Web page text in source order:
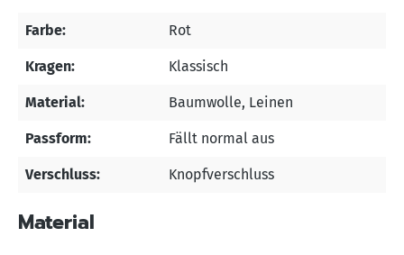
Farbe: Rot
Kragen: Klassisch
Material: Baumwolle, Leinen
Passform: Fällt normal aus
Verschluss: Knopfverschluss
Material